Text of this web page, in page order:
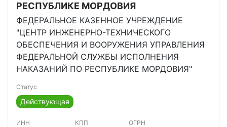
РЕСПУБЛИКЕ МОРДОВИЯ
ФЕДЕРАЛЬНОЕ КАЗЕННОЕ УЧРЕЖДЕНИЕ
"ЦЕНТР ИНЖЕНЕРНО-ТЕХНИЧЕСКОГО
ОБЕСПЕЧЕНИЯ И ВООРУЖЕНИЯ УПРАВЛЕНИЯ
ФЕДЕРАЛЬНОЙ СЛУЖБЫ ИСПОЛНЕНИЯ
НАКАЗАНИЙ ПО РЕСПУБЛИКЕ МОРДОВИЯ"
Статус
Действующая
ИНН КПП ОГРН